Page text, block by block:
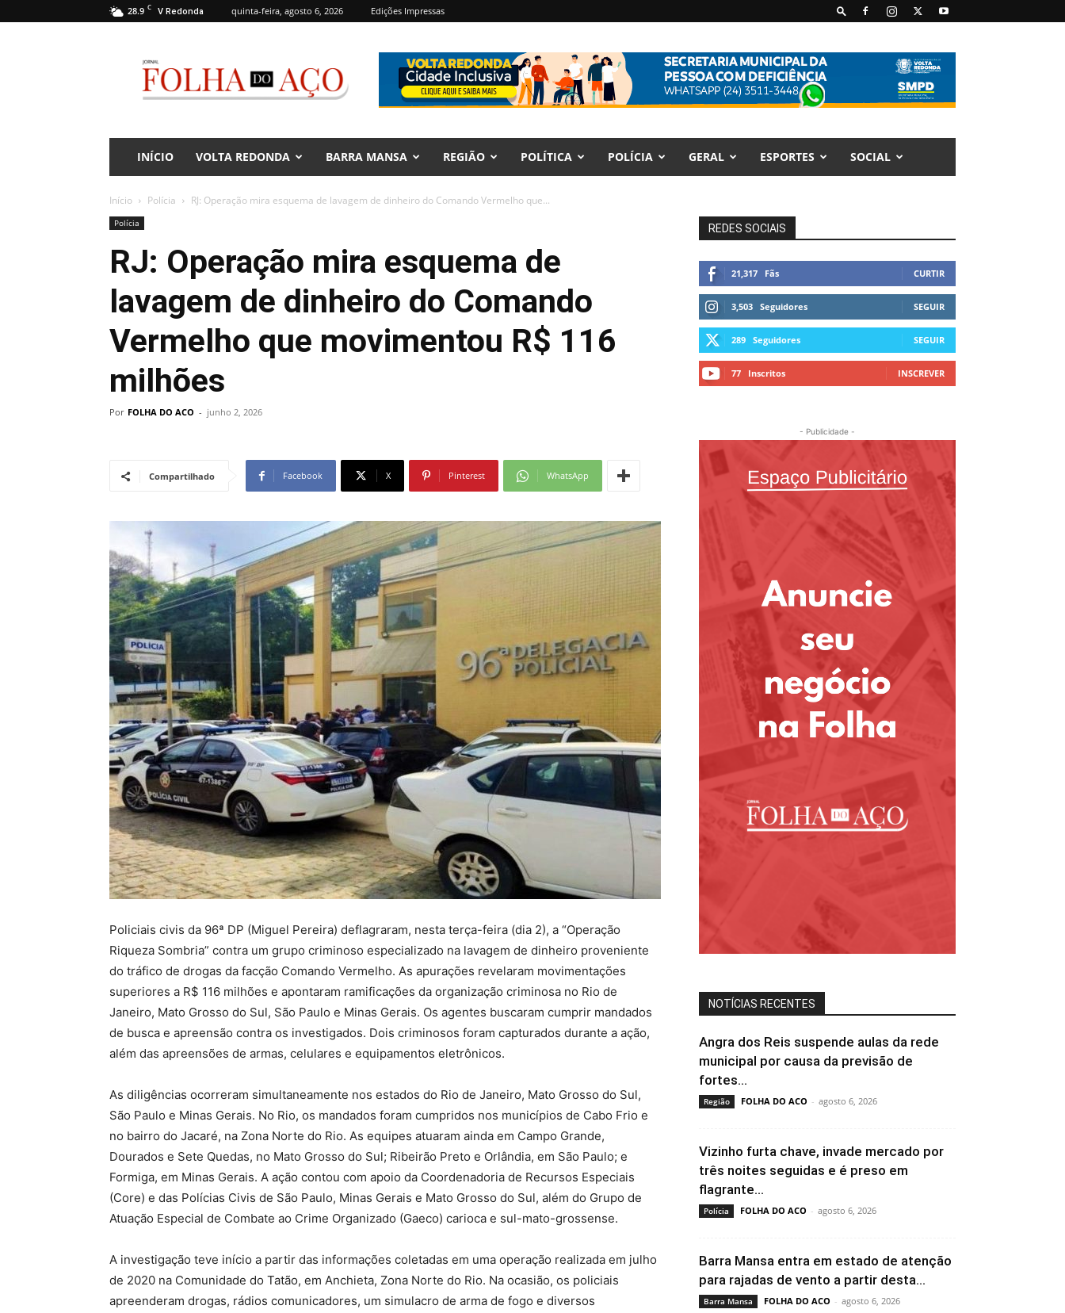
28.9 C V Redonda quinta-feira, agosto 6, 2026 Edições Impressas
Folha
do
Aço
INÍCIO VOLTA REDONDA BARRA MANSA REGIÃO POLÍTICA POLÍCIA GERAL ESPORTES SOCIAL
Início Polícia RJ: Operação mira esquema de lavagem de dinheiro do Comando Vermelho que...
Polícia
RJ: Operação mira esquema de
lavagem de dinheiro do Comando
Vermelho que movimentou R$ 116
milhões
Por FOLHA DO ACO - junho 2, 2026
Compartilhado Facebook X Pinterest WhatsApp
Policiais civis da 96ª DP (Miguel Pereira) deflagraram, nesta terça-feira (dia 2), a “Operação
Riqueza Sombria” contra um grupo criminoso especializado na lavagem de dinheiro proveniente
do tráfico de drogas da facção Comando Vermelho. As apurações revelaram movimentações
superiores a R$ 116 milhões e apontaram ramificações da organização criminosa no Rio de
Janeiro, Mato Grosso do Sul, São Paulo e Minas Gerais. Os agentes buscaram cumprir mandados
de busca e apreensão contra os investigados. Dois criminosos foram capturados durante a ação,
além das apreensões de armas, celulares e equipamentos eletrônicos.
As diligências ocorreram simultaneamente nos estados do Rio de Janeiro, Mato Grosso do Sul,
São Paulo e Minas Gerais. No Rio, os mandados foram cumpridos nos municípios de Cabo Frio e
no bairro do Jacaré, na Zona Norte do Rio. As equipes atuaram ainda em Campo Grande,
Dourados e Sete Quedas, no Mato Grosso do Sul; Ribeirão Preto e Orlândia, em São Paulo; e
Formiga, em Minas Gerais. A ação contou com apoio da Coordenadoria de Recursos Especiais
(Core) e das Polícias Civis de São Paulo, Minas Gerais e Mato Grosso do Sul, além do Grupo de
Atuação Especial de Combate ao Crime Organizado (Gaeco) carioca e sul-mato-grossense.
A investigação teve início a partir das informações coletadas em uma operação realizada em julho
de 2020 na Comunidade do Tatão, em Anchieta, Zona Norte do Rio. Na ocasião, os policiais
apreenderam drogas, rádios comunicadores, um simulacro de arma de fogo e diversos
REDES SOCIAIS
21,317 Fãs CURTIR
3,503 Seguidores SEGUIR
289 Seguidores SEGUIR
77 Inscritos INSCREVER
- Publicidade -
NOTÍCIAS RECENTES
Angra dos Reis suspende aulas da rede
municipal por causa da previsão de
fortes...
Região FOLHA DO ACO - agosto 6, 2026
Vizinho furta chave, invade mercado por
três noites seguidas e é preso em
flagrante...
Polícia FOLHA DO ACO - agosto 6, 2026
Barra Mansa entra em estado de atenção
para rajadas de vento a partir desta...
Barra Mansa FOLHA DO ACO - agosto 6, 2026